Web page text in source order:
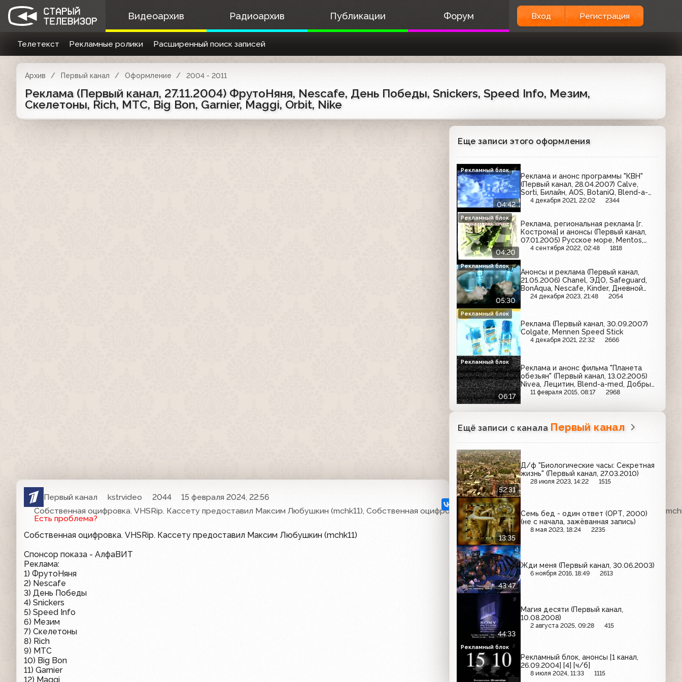
Видеоархив Радиоархив Публикации Форум Вход Регистрация
Телетекст Рекламные ролики Расширенный поиск записей
Архив Первый канал Оформление 2004 - 2011
Реклама (Первый канал, 27.11.2004) ФрутоНяня, Nescafe, День Победы, Snickers, Speed Info, Мезим,
Скелетоны, Rich, МТС, Big Bon, Garnier, Maggi, Orbit, Nike
Первый канал kstrvideo 2044
15 февраля 2024, 22:56
Собственная оцифровка. VHSRip. Кассету предоставил Максим Любушкин (mchk11), Собственная оцифровка. VHSRip. Кассету предоставил Максим Любушкин
Есть проблема?
Собственная оцифровка. VHSRip. Кассету предоставил Максим Любушкин (mchk11)
Спонсор показа - АлфаВИТ
Реклама:
1) ФрутоНяня
2) Nescafe
3) День Победы
4) Snickers
5) Speed Info
6) Мезим
7) Скелетоны
8) Rich
9) МТС
10) Big Bon
11) Garnier
12) Maggi
Еще записи этого оформления
04:42
Реклама и анонс программы "КВН"
(Первый канал, 28.04.2007) Calve,
Sorti, Билайн, AOS, BotaniQ, Blend-a-
med, Electrolux, Лютеин Комплекс,
4 декабря 2021, 22:02 2344
Рекламный блок
04:20
Реклама, региональная реклама [г.
Кострома] и анонсы (Первый канал,
07.01.2005) Русское море, Mentos,
Мир обуви, Анта, Совкомбанк
4 сентября 2022, 02:48 1818
Рекламный блок
05:30
Анонсы и реклама (Первый канал,
21.05.2006) Chanel, ЭДО, Safeguard,
BonAqua, Nescafe, Kinder, Дневной
дозор, Эксперт, Дени, Баренцев,
24 декабря 2023, 21:48 2054
Рекламный блок
Реклама (Первый канал, 30.09.2007)
Colgate, Mennen Speed Stick
4 декабря 2021, 22:32 2666
Рекламный блок
06:17
Реклама и анонс фильма "Планета
обезьян" (Первый канал, 13.02.2005)
Nivea, Лецитин, Blend-a-med, Добрый,
Twix, Vichy, Ferrero Rocher, Упсарин
11 февраля 2015, 08:17 2968
Рекламный блок
Ещё записи с канала Первый канал
52:31
Д/ф "Биологические часы: Секретная
жизнь" (Первый канал, 27.03.2010)
28 июля 2023, 14:22 1515
13:35
Семь бед - один ответ (ОРТ, 2000)
(не с начала, зажёванная запись)
8 мая 2023, 18:24 2235
43:47
Жди меня (Первый канал, 30.06.2003)
6 ноября 2016, 18:49 2613
44:33
Магия десяти (Первый канал,
10.08.2008)
2 августа 2025, 09:28 415
Рекламный блок, анонсы [1 канал,
26.09.2004] [4] [ч/б]
8 июля 2024, 11:33 1115
Рекламный блок